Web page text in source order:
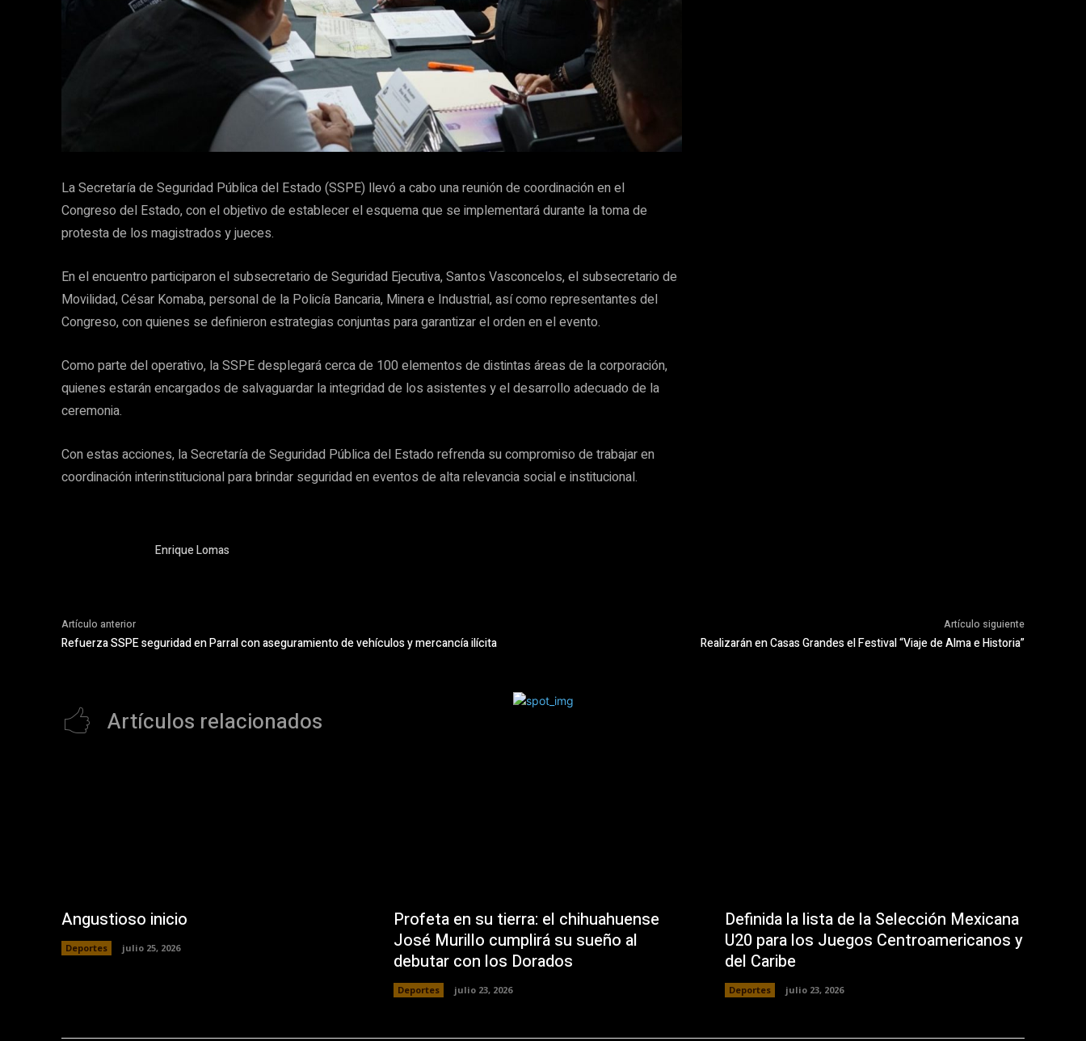
La Secretaría de Seguridad Pública del Estado (SSPE) llevó a cabo una reunión de coordinación en el
Congreso del Estado, con el objetivo de establecer el esquema que se implementará durante la toma de
protesta de los magistrados y jueces.
En el encuentro participaron el subsecretario de Seguridad Ejecutiva, Santos Vasconcelos, el subsecretario de
Movilidad, César Komaba, personal de la Policía Bancaria, Minera e Industrial, así como representantes del
Congreso, con quienes se definieron estrategias conjuntas para garantizar el orden en el evento.
Como parte del operativo, la SSPE desplegará cerca de 100 elementos de distintas áreas de la corporación,
quienes estarán encargados de salvaguardar la integridad de los asistentes y el desarrollo adecuado de la
ceremonia.
Con estas acciones, la Secretaría de Seguridad Pública del Estado refrenda su compromiso de trabajar en
coordinación interinstitucional para brindar seguridad en eventos de alta relevancia social e institucional.
Enrique Lomas
Artículo anterior
Refuerza SSPE seguridad en Parral con aseguramiento de vehículos y mercancía ilícita
Artículo siguiente
Realizarán en Casas Grandes el Festival “Viaje de Alma e Historia”
Artículos relacionados
Angustioso inicio
Deportes julio 25, 2026
Profeta en su tierra: el chihuahuense
José Murillo cumplirá su sueño al
debutar con los Dorados
Deportes julio 23, 2026
Definida la lista de la Selección Mexicana
U20 para los Juegos Centroamericanos y
del Caribe
Deportes julio 23, 2026